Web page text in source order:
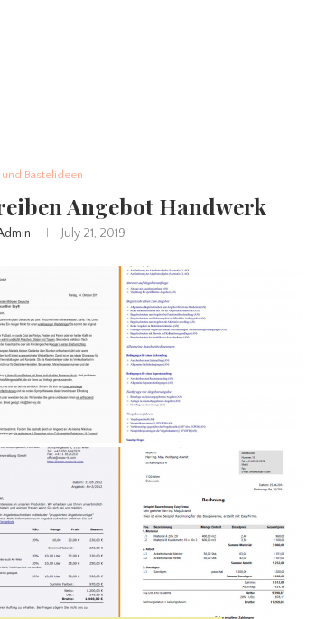
und Bastelideen
Angebot Handwerk
July 21, 2019